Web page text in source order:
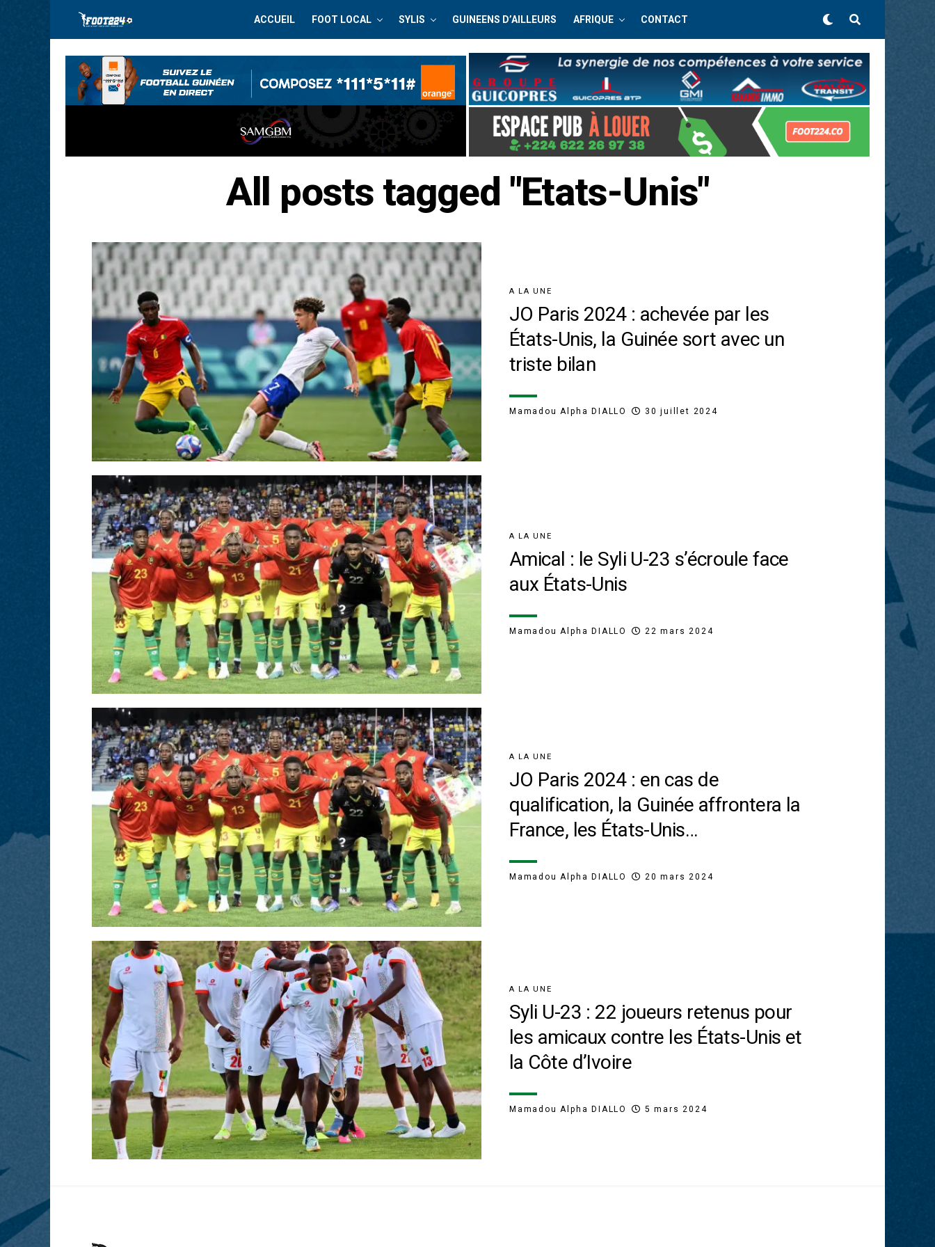
ACCUEIL FOOT LOCAL SYLIS GUINEENS D’AILLEURS AFRIQUE CONTACT
All posts tagged "Etats-Unis"
A LA UNE
JO Paris 2024 : achevée par les
États-Unis, la Guinée sort avec un
triste bilan
Mamadou Alpha DIALLO 30 juillet 2024
A LA UNE
Amical : le Syli U-23 s’écroule face
aux États-Unis
Mamadou Alpha DIALLO 22 mars 2024
A LA UNE
JO Paris 2024 : en cas de
qualification, la Guinée affrontera la
France, les États-Unis…
Mamadou Alpha DIALLO 20 mars 2024
A LA UNE
Syli U-23 : 22 joueurs retenus pour
les amicaux contre les États-Unis et
la Côte d’Ivoire
Mamadou Alpha DIALLO 5 mars 2024